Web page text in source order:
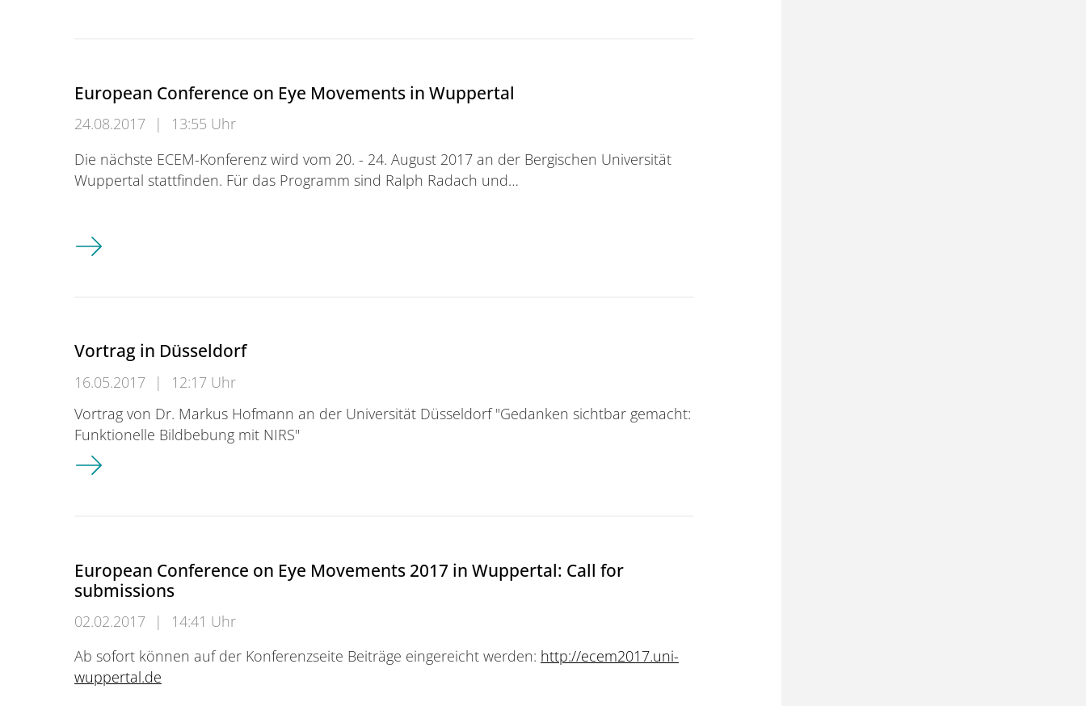
European Conference on Eye Movements in Wuppertal
24.08.2017 |
13:55 Uhr
Die nächste ECEM-Konferenz wird vom 20. - 24. August 2017 an der Bergischen Universität
Wuppertal stattfinden. Für das Programm sind Ralph Radach und…
European Conference on Eye Movements in Wuppertal
Vortrag in Düsseldorf
16.05.2017 |
12:17 Uhr
Vortrag von Dr. Markus Hofmann an der Universität Düsseldorf "Gedanken sichtbar gemacht:
Funktionelle Bildbebung mit NIRS"
Vortrag in Düsseldorf
European Conference on Eye Movements 2017 in Wuppertal: Call for
submissions
02.02.2017 |
14:41 Uhr
Ab sofort können auf der Konferenzseite Beiträge eingereicht werden: http://ecem2017.uni-
wuppertal.de